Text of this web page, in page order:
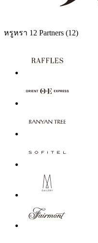
หรูหรา 12 Partners (12)